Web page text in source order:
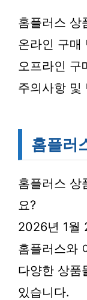
홈플러스 상
온라인 구매
오프라인 구
주의사항 및
홈플러
홈플러스 상
요?
2026년 1월
홈플러스와
다양한 상품
있습니다.